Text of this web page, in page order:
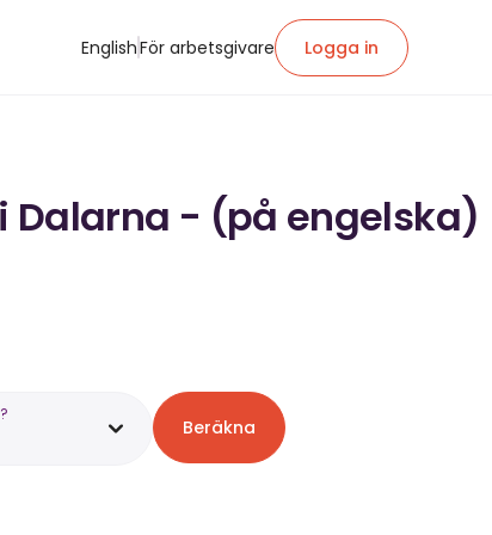
EnglishFör arbetsgivare Logga in
Dalarna - (på engelska)
Beräkna